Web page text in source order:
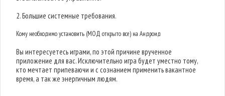
2. Большие системные требования.
Кому необходимо установить (МОД открыто все) на Андроид
Вы интересуетесь играми, по этой причине врученное
приложение для вас. Исключительно игра будет уместно тому,
кто мечтает припеваючи и с сознанием применить вакантное
время, а так же энергичным людям.